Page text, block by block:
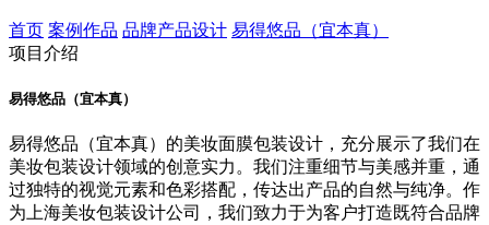
首页 案例作品 品牌产品设计 易得悠品（宜本真）
项目介绍
易得悠品（宜本真）
易得悠品（宜本真）的美妆面膜包装设计，充分展示了我们在
美妆包装设计领域的创意实力。我们注重细节与美感并重，通
过独特的视觉元素和色彩搭配，传达出产品的自然与纯净。作
为上海美妆包装设计公司，我们致力于为客户打造既符合品牌